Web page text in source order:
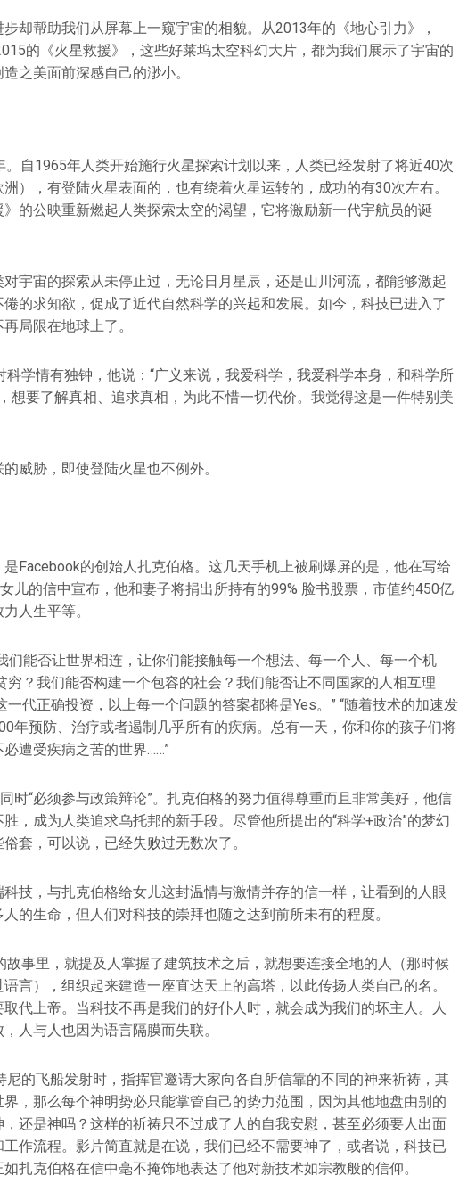
却帮助我们从屏幕上一窥宇宙的相貌。从2013年的《地心引力》，
的《火星救援》，这些好莱坞太空科幻大片，都为我们展示了宇宙的
之美面前深感自己的渺小。
自1965年人类开始施行火星探索计划以来，人类已经发射了将近40次
），有登陆火星表面的，也有绕着火星运转的，成功的有30次左右。
的公映重新燃起人类探索太空的渴望，它将激励新一代宇航员的诞
宇宙的探索从未停止过，无论日月星辰，还是山川河流，都能够激起
的求知欲，促成了近代自然科学的兴起和发展。如今，科技已进入了
局限在地球上了。
科学情有独钟，他说：“广义来说，我爱科学，我爱科学本身，和科学所
想要了解真相、追求真相，为此不惜一切代价。我觉得这是一件特别美
威胁，即使登陆火星也不例外。
Facebook的创始人扎克伯格。这几天手机上被刷爆屏的是，他在写给
儿的信中宣布，他和妻子将捐出所持有的99% 脸书股票，市值约450亿
人生平等。
们能否让世界相连，让你们能接触每一个想法、每一个人、每一个机
？我们能否构建一个包容的社会？我们能否让不同国家的人相互理
代正确投资，以上每一个问题的答案都将是Yes。” “随着技术的加速发
年预防、治疗或者遏制几乎所有的疾病。总有一天，你和你的孩子们将
遭受疾病之苦的世界……”
时“必须参与政策辩论”。扎克伯格的努力值得尊重而且非常美好，他信
，成为人类追求乌托邦的新手段。尽管他所提出的“科学+政治”的梦幻
套，可以说，已经失败过无数次了。
科技，与扎克伯格给女儿这封温情与激情并存的信一样，让看到的人眼
的生命，但人们对科技的崇拜也随之达到前所未有的程度。
故事里，就提及人掌握了建筑技术之后，就想要连接全地的人（那时候
言），组织起来建造一座直达天上的高塔，以此传扬人类自己的名。
代上帝。当科技不再是我们的好仆人时，就会成为我们的坏主人。人
人与人也因为语言隔膜而失联。
尼的飞船发射时，指挥官邀请大家向各自所信靠的不同的神来祈祷，其
，那么每个神明势必只能掌管自己的势力范围，因为其他地盘由别的
还是神吗？这样的祈祷只不过成了人的自我安慰，甚至必须要人出面
作流程。影片简直就是在说，我们已经不需要神了，或者说，科技已
扎克伯格在信中毫不掩饰地表达了他对新技术如宗教般的信仰。